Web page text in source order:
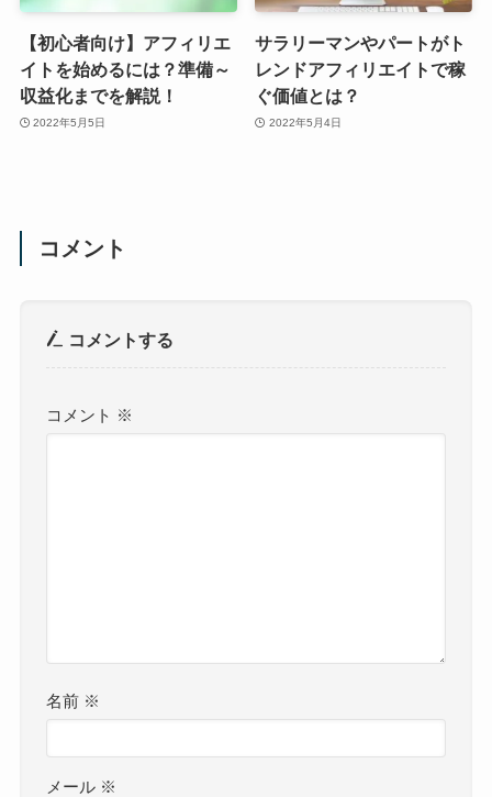
【初心者向け】アフィリエ
イトを始めるには？準備～
収益化までを解説！
2022年5月5日
サラリーマンやパートがト
レンドアフィリエイトで稼
ぐ価値とは？
2022年5月4日
コメント
コメントする
コメント ※
名前 ※
メール ※